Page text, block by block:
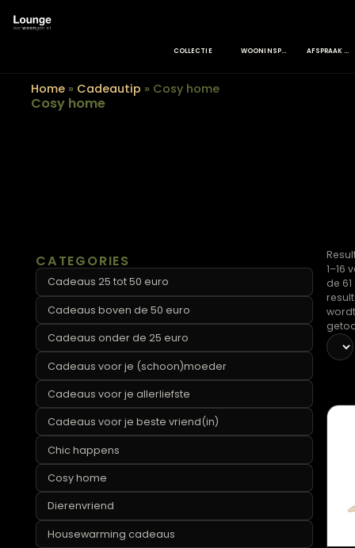
Home»Cadeautip» Cosy home
Cosy home
CATEGORIES
Cadeaus 25 tot 50 euro
Cadeaus boven de 50 euro
Cadeaus onder de 25 euro
Cadeaus voor je (schoon)moeder
Cadeaus voor je allerliefste
Cadeaus voor je beste vriend(in)
Chic happens
Cosy home